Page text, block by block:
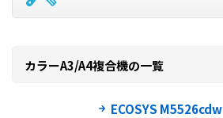
カラーA3/A4複合機の一覧
ECOSYS M5526cdw